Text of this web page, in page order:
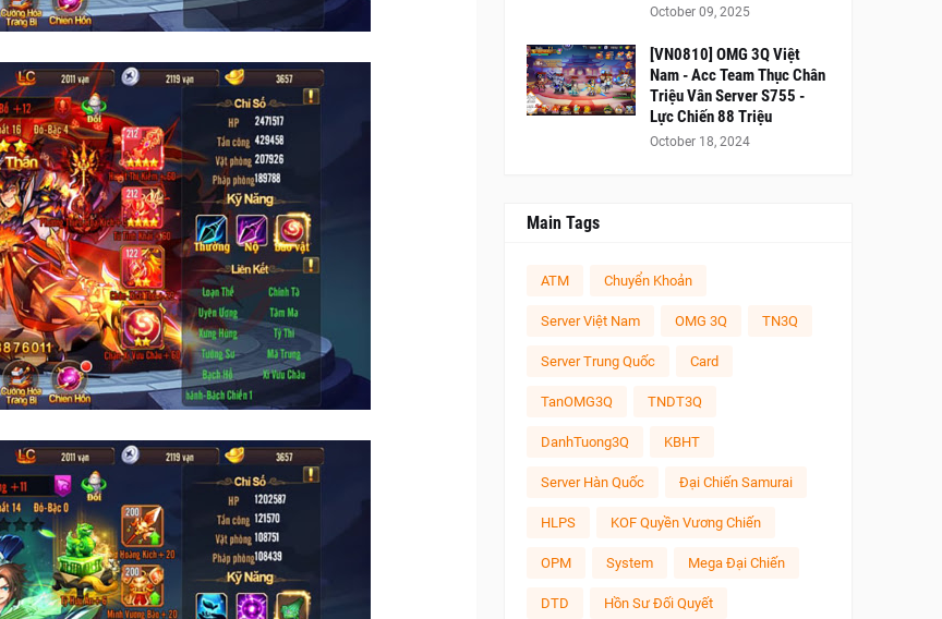
October 09, 2025
[VN0810] OMG 3Q Việt
Nam - Acc Team Thục Chân
Triệu Vân Server S755 -
Lực Chiến 88 Triệu
October 18, 2024
Main Tags
ATM Chuyển Khoản
Server Việt Nam OMG 3Q TN3Q
Server Trung Quốc Card
TanOMG3Q TNDT3Q
DanhTuong3Q KBHT
Server Hàn Quốc Đại Chiến Samurai
HLPS KOF Quyền Vương Chiến
OPM System Mega Đại Chiến
DTD Hồn Sư Đối Quyết